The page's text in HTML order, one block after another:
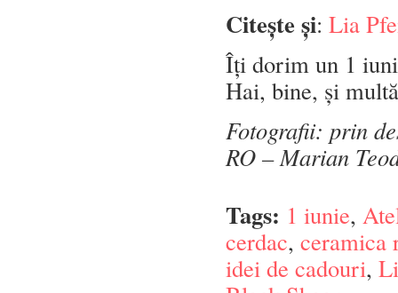
Citește și: Lia
Îți dorim un 1
Hai, bine, și
Fotografii: prin
RO – Marian
Tags: 1 iunie,
cerdac, ceramica
idei de cadouri,